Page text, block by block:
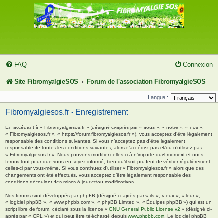
FAQ Connexion
Site FibromyalgieSOS Forum de l'association FibromyalgieSOS
Langue :
Fibromyalgiesos.fr - Enregistrement
En accédant à « Fibromyalgiesos.fr » (désigné ci-après par « nous », « notre », « nos »,
« Fibromyalgiesos.fr », « https://forum.fibromyalgiesos.fr »), vous acceptez d’être légalement
responsable des conditions suivantes. Si vous n’acceptez pas d’être légalement
responsable de toutes les conditions suivantes, alors n’accédez pas et/ou n’utilisez pas
« Fibromyalgiesos.fr ». Nous pouvons modifier celles-ci à n’importe quel moment et nous
ferons tout pour que vous en soyez informé, bien qu’il soit prudent de vérifier régulièrement
celles-ci par vous-même. Si vous continuez d’utiliser « Fibromyalgiesos.fr » alors que des
changements ont été effectués, vous acceptez d’être légalement responsable des
conditions découlant des mises à jour et/ou modifications.
Nos forums sont développés par phpBB (désigné ci-après par « ils », « eux », « leur »,
« logiciel phpBB », « www.phpbb.com », « phpBB Limited », « Équipes phpBB ») qui est un
script libre de forum, déclaré sous la licence « GNU General Public License v2 » (désigné ci-
après par « GPL ») et qui peut être téléchargé depuis www.phpbb.com . Le logiciel phpBB